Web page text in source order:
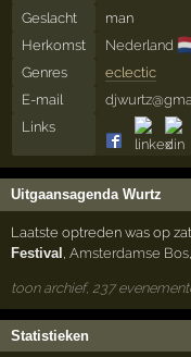
Geslacht
man
Herkomst
Nederland
Genres
eclectic
E-mail
Links
Uitgaansagenda Wurtz
Laatste optreden was op
Festival
,Amsterdamse Bos
toon archief, 237
Statistieken